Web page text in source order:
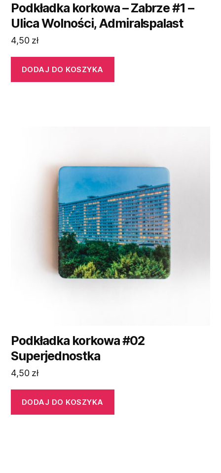
Podkładka korkowa – Zabrze #1 –
Ulica Wolności, Admiralspalast
4,50 zł
DODAJ DO KOSZYKA
Podkładka korkowa #02
Superjednostka
4,50 zł
DODAJ DO KOSZYKA